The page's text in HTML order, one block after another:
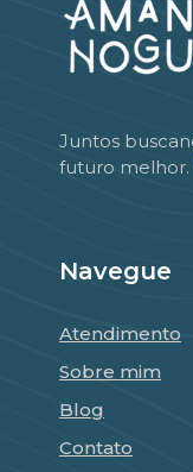
Juntos
futuro melhor.
Navegue
Atendimento
Sobre mim
Blog
Contato